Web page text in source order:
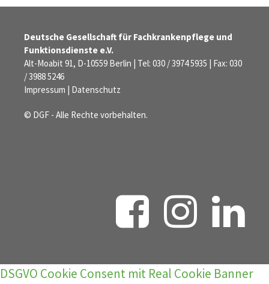
Deutsche Gesellschaft für Fachkrankenpflege und
Funktionsdienste e.V.
Alt-Moabit 91, D-10559 Berlin | Tel: 030 / 3974 5935 | Fax: 030
/ 3988 5246
Impressum | Datenschutz
© DGF - Alle Rechte vorbehalten.
DSGVO Cookie Consent mit Real Cookie Banner